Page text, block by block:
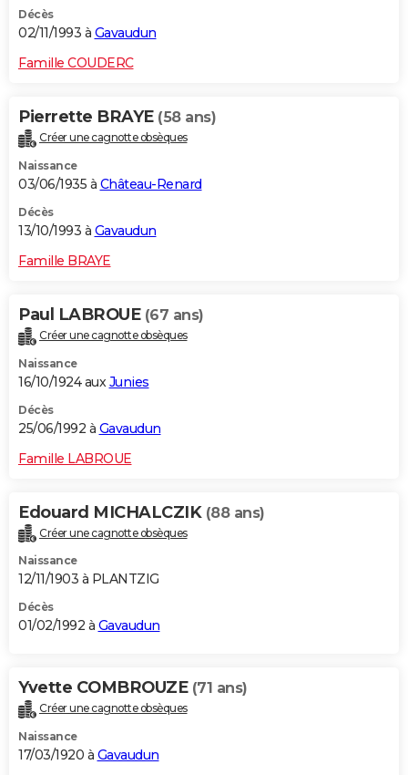
Décès
02/11/1993 à Gavaudun
Famille COUDERC
Pierrette BRAYE (58 ans)
Créer une cagnotte obsèques
Naissance
03/06/1935 à Château-Renard
Décès
13/10/1993 à Gavaudun
Famille BRAYE
Paul LABROUE (67 ans)
Créer une cagnotte obsèques
Naissance
16/10/1924 aux Junies
Décès
25/06/1992 à Gavaudun
Famille LABROUE
Edouard MICHALCZIK (88 ans)
Créer une cagnotte obsèques
Naissance
12/11/1903 à PLANTZIG
Décès
01/02/1992 à Gavaudun
Yvette COMBROUZE (71 ans)
Créer une cagnotte obsèques
Naissance
17/03/1920 à Gavaudun